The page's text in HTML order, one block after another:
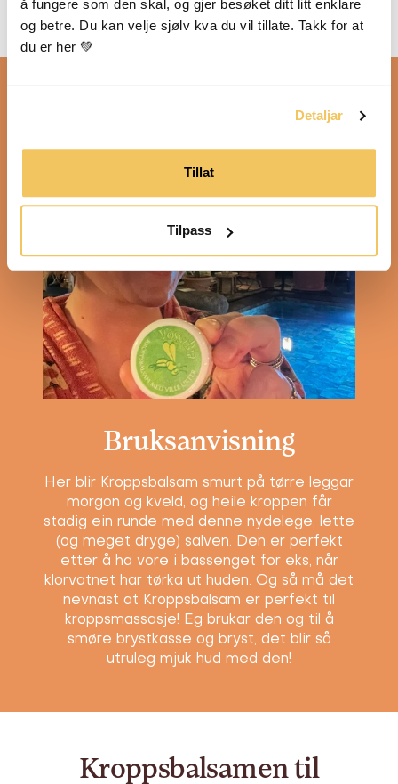
å fungere som den skal, og gjer besøket ditt litt enklare
og betre. Du kan velje sjølv kva du vil tillate. Takk for at
du er her 💚
Detaljar
Tillat
Tilpass
Bruksanvisning
Her blir Kroppsbalsam smurt på tørre leggar
morgon og kveld, og heile kroppen får
stadig ein runde med denne nydelege, lette
(og meget dryge) salven. Den er perfekt
etter å ha vore i bassenget for eks, når
klorvatnet har tørka ut huden. Og så må det
nevnast at Kroppsbalsam er perfekt til
kroppsmassasje! Eg brukar den og til å
smøre brystkasse og bryst, det blir så
utruleg mjuk hud med den!
Kroppsbalsamen til